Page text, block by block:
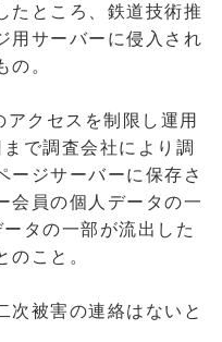
たところ、鉄道技術推
用サーバーに侵入され
。
クセスを制限し運用
で調査会社により調
ージサーバーに保存さ
会員の個人データの一
タの一部が流出した
こと。
次被害の連絡はないと